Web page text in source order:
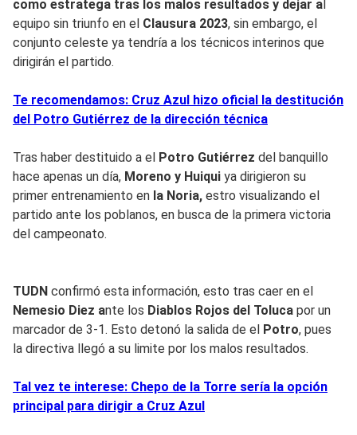
como estratega tras los malos resultados y dejar al
equipo sin triunfo en el Clausura 2023, sin embargo, el
conjunto celeste ya tendría a los técnicos interinos que
dirigirán el partido.
Te recomendamos: Cruz Azul hizo oficial la destitución
del Potro Gutiérrez de la dirección técnica
Tras haber destituido a el Potro Gutiérrez del banquillo
hace apenas un día, Moreno y Huiqui ya dirigieron su
primer entrenamiento en la Noria, estro visualizando el
partido ante los poblanos, en busca de la primera victoria
del campeonato.
TUDN confirmó esta información, esto tras caer en el
Nemesio Diez ante los Diablos Rojos del Toluca por un
marcador de 3-1. Esto detonó la salida de el Potro, pues
la directiva llegó a su limite por los malos resultados.
Tal vez te interese: Chepo de la Torre sería la opción
principal para dirigir a Cruz Azul